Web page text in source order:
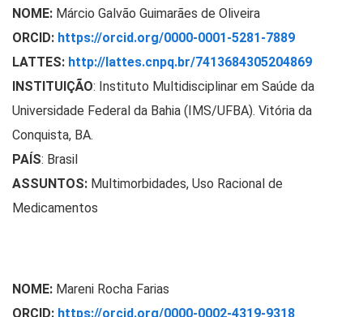
NOME: Márcio Galvão Guimarães de Oliveira
ORCID: https://orcid.org/0000-0001-5281-7889
LATTES: http://lattes.cnpq.br/7413684305204869
INSTITUIÇÃO: Instituto Multidisciplinar em Saúde da
Universidade Federal da Bahia (IMS/UFBA). Vitória da
Conquista, BA.
PAÍS: Brasil
ASSUNTOS: Multimorbidades, Uso Racional de
Medicamentos
NOME: Mareni Rocha Farias
ORCID: https://orcid.org/0000-0002-4319-9318